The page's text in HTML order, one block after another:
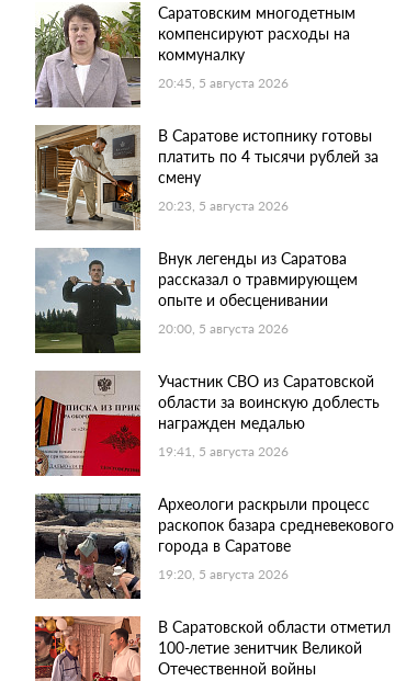
Саратовским многодетным
компенсируют расходы на
коммуналку
20:45, 5 августа 2026
В Саратове истопнику готовы
платить по 4 тысячи рублей за
смену
20:23, 5 августа 2026
Внук легенды из Саратова
рассказал о травмирующем
опыте и обесценивании
20:00, 5 августа 2026
Участник СВО из Саратовской
области за воинскую доблесть
награжден медалью
19:41, 5 августа 2026
Археологи раскрыли процесс
раскопок базара средневекового
города в Саратове
19:20, 5 августа 2026
В Саратовской области отметил
100-летие зенитчик Великой
Отечественной войны